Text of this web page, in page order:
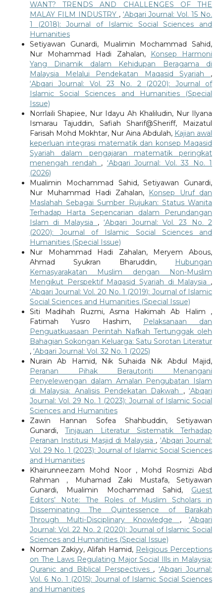
WANT? TRENDS AND CHALLENGES OF THE
MALAY FILM INDUSTRY , ‘Abqari Journal: Vol. 15 No.
1 (2018): Journal of Islamic Social Sciences and
Humanities
Setiyawan Gunardi, Mualimin Mochammad Sahid,
Nur Mohammad Hadi Zahalan,
Konsep Harmoni
Yang Dinamik dalam Kehidupan Beragama di
Malaysia Melalui Pendekatan Maqasid Syariah ,
‘Abqari Journal: Vol. 23 No. 2 (2020): Journal of
Islamic Social Sciences and Humanities (Special
Issue)
Norrlaili Shapiee, Nur Idayu Ah Khaliludin, Nur Ilyana
Ismarau Tajuddin, Safiah Sharif@Sheriff, Maizatul
Farisah Mohd Mokhtar, Nur Aina Abdulah, Kajian awal
keperluan integrasi matematik dan konsep Maqasid
Syariah dalam pengajaran matematik peringkat
menengah rendah , ‘Abqari Journal: Vol. 33 No. 1
(2026)
Mualimin Mochammad Sahid, Setiyawan Gunardi,
Nur Muhammad Hadi Zahalan, Konsep Uruf dan
Maslahah Sebagai Sumber Rujukan: Status Wanita
Terhadap Harta Sepencarian dalam Perundangan
Islam di Malaysia ,‘Abqari Journal: Vol. 23 No. 2
(2020): Journal of Islamic Social Sciences and
Humanities (Special Issue)
Nur Mohammad Hadi Zahalan, Meryem Abous,
Ahmad Syukran Bharuddin,
Hubungan
Kemasyarakatan Muslim dengan Non-Muslim
Mengikut Perspektif Maqasid Syariah di Malaysia ,
‘Abqari Journal: Vol. 20 No. 1 (2019): Journal of Islamic
Social Sciences and Humanities (Special Issue)
Siti Madihah Ruzmi, Asma Hakimah Ab Halim ,
Fatimah Yusro Hashim,
Pelaksanaan dan
Penguatkuasaan Perintah Nafkah Tertunggak oleh
Bahagian Sokongan Keluarga: Satu Sorotan Literatur
, ‘Abqari Journal: Vol. 32 No. 1 (2025)
Nurain Ab Hamid, Nik Suhaida Nik Abdul Majid,
Peranan Pihak Berautoriti Menangani
Penyelewengan dalam Amalan Pengubatan Islam
di Malaysia: Analisis Pendekatan Dakwah ,‘Abqari
Journal: Vol. 29 No. 1 (2023): Journal of Islamic Social
Sciences and Humanities
Zawin Hannan Sofea Shahbuddin, Setiyawan
Gunardi,Tinjauan Literatur Sistematik Terhadap
Peranan Institusi Masjid di Malaysia , ‘Abqari Journal:
Vol. 29 No. 1 (2023): Journal of Islamic Social Sciences
and Humanities
Khairunneezam Mohd Noor , Mohd Rosmizi Abd
Rahman , Muhamad Zaki Mustafa, Setiyawan
Gunardi, Mualimin Mochammad Sahid, Guest
Editors’ Note: The Roles of Muslim Scholars in
Disseminating The Quintessence of Barakah
Through Multi-Disciplinary Knowledge ,‘Abqari
Journal: Vol. 22 No. 2 (2020): Journal of Islamic Social
Sciences and Humanities (Special Issue)
Norman Zakiyy, Alifah Hamid, Religious Perceptions
on The Laws Regulating Major Social Ills in Malaysia:
Quranic and Biblical Perspectives ,‘Abqari Journal:
Vol. 6 No. 1 (2015): Journal of Islamic Social Sciences
and Humanities